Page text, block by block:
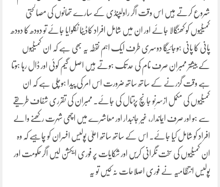
شروع کرتے ہیں اس وقت اگر راولپنڈی کے سارے تھانوں کی مصالحتی
کمیٹیوں کو کھنگالا جائے اور ان میں شامل افراد کاڈیٹا نکلوایا جائے تو دودھ کا دودھ
پانی کا پانی ہوجائیگا دوسری طرف ایک اہم نقطہ یہ بھی ہے کہ ان کمیٹیوں
کے بیشتر ممبران صرف نام کی حد تک ہوتے ہیں اصل گیم کوئی اور ڈال رہا ہوتا
ہے وقت گزرنے کے ساتھ ساتھ ضرورت اس امر کی پیدا ہوچلی ہے کہ ان
کمیٹیوں کی مکمل ازسرِنو جانچ پڑتال کی جائے۔ ممبران کی تقرری شفاف طریقے
سے ہو اور صرف ایماندار، غیر جانبدار اور معاشرے میں اچھی شہرت رکھنے والے
افراد کو شامل کیا جائے۔ اس کے ساتھ ساتھ اعلیٰ پولیس افسران کو چاہیے کہ وہ
ان کمیٹیوں کی سخت نگرانی کریں اور شکایات پر فوری ایکشن لیں اگرحکومت اور
پولیس انتظامیہ نے فوری اصلاحات نہ کیں تو یہ